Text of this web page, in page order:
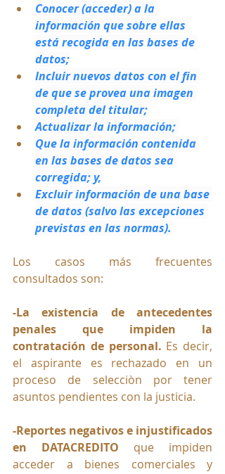
Conocer (acceder) a la
información que sobre ellas
está recogida en las bases de
datos;
Incluir nuevos datos con el fin
de que se provea una imagen
completa del titular;
Actualizar la información;
Que la información contenida
en las bases de datos sea
corregida; y,
Excluir información de una base
de datos (salvo las excepciones
previstas en las normas).
Los casos más frecuentes
consultados son:
-La existencia de antecedentes
penales que impiden la
contratación de personal. Es decir,
el aspirante es rechazado en un
proceso de selecciòn por tener
asuntos pendientes con la justicia.
-Reportes negativos e injustificados
en
DATACREDITO que impiden
acceder a bienes comerciales y